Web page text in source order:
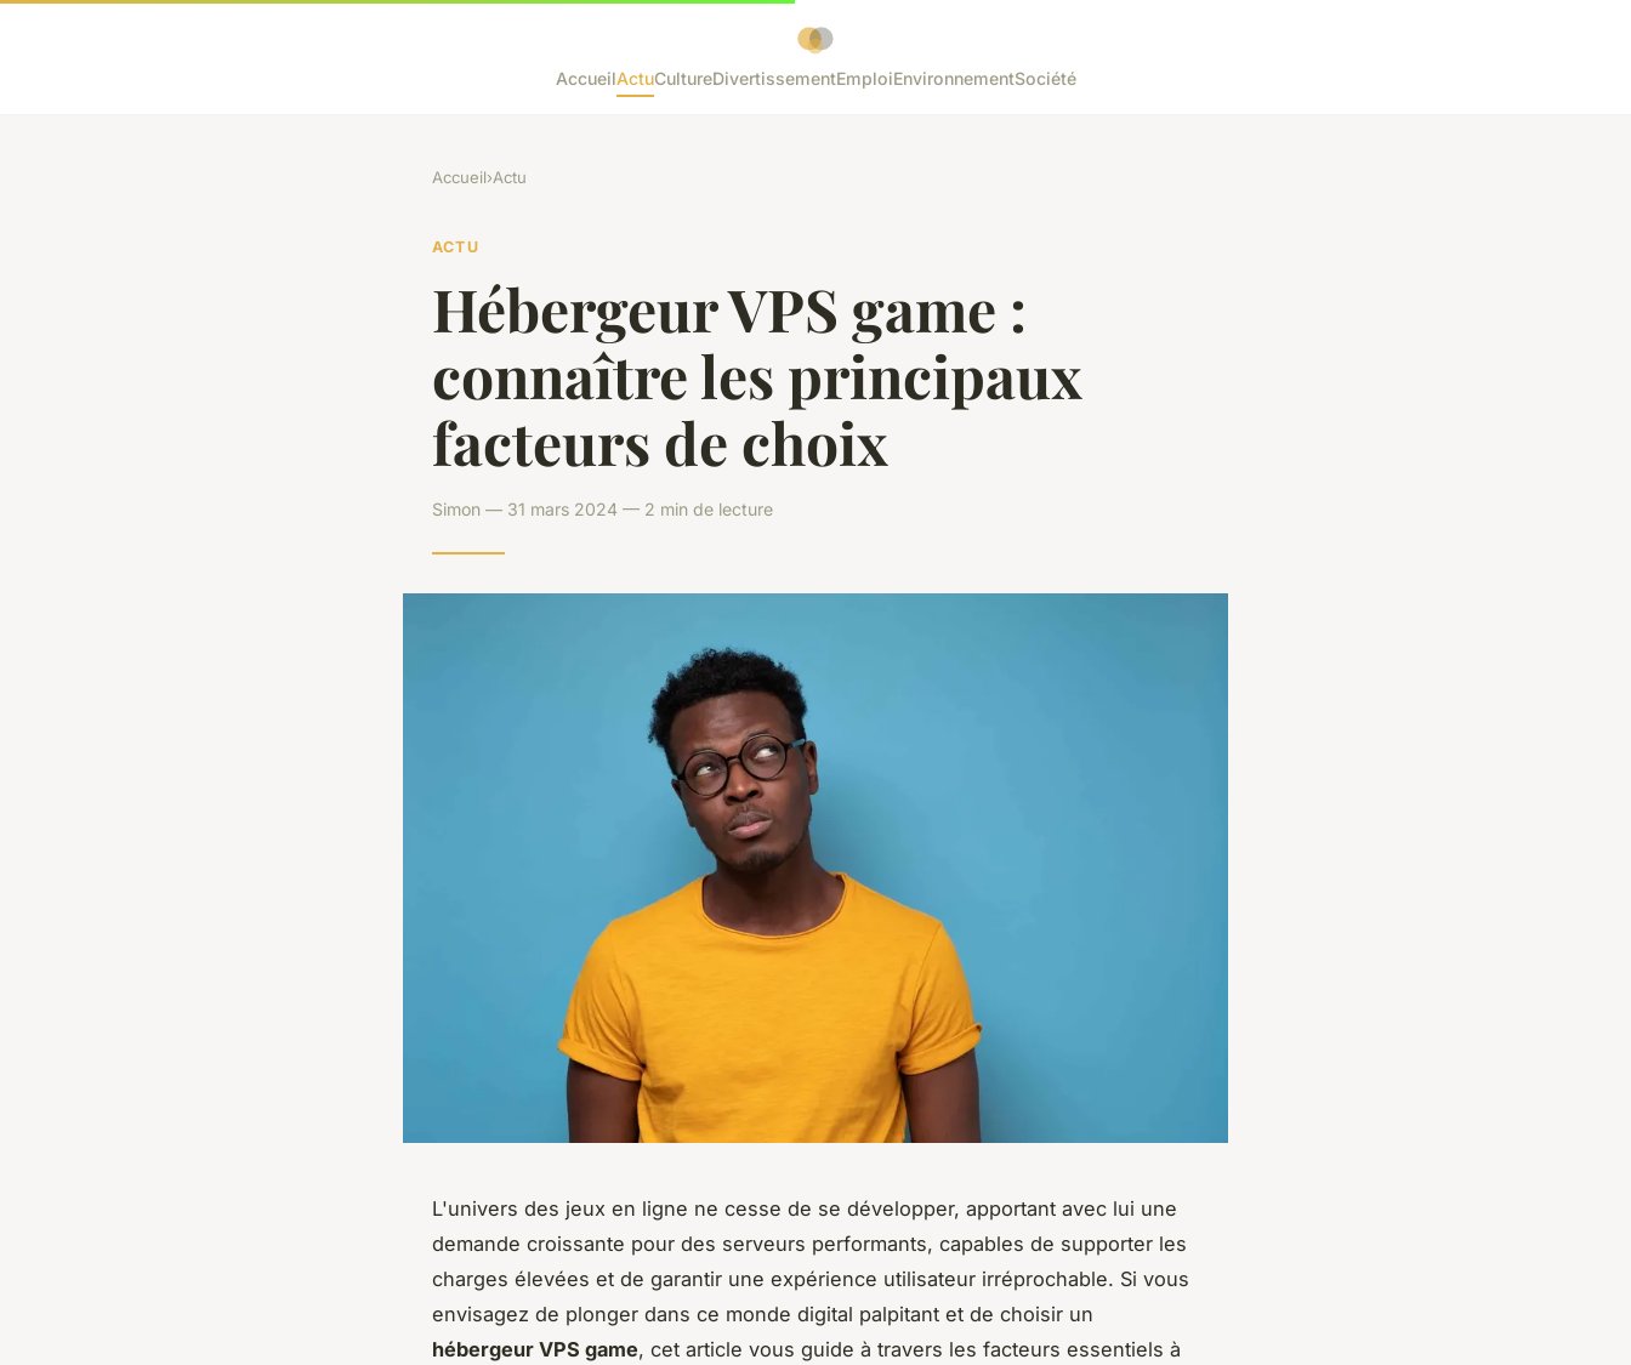
AccueilActuCultureDivertissementEmploiEnvironnementSociété
Accueil›Actu
ACTU
Hébergeur VPS game :
connaître les principaux
facteurs de choix
Simon — 31 mars 2024 — 2 min de lecture
L'univers des jeux en ligne ne cesse de se développer, apportant avec lui une
demande croissante pour des serveurs performants, capables de supporter les
charges élevées et de garantir une expérience utilisateur irréprochable. Si vous
envisagez de plonger dans ce monde digital palpitant et de choisir un
hébergeur VPS game, cet article vous guide à travers les facteurs essentiels à